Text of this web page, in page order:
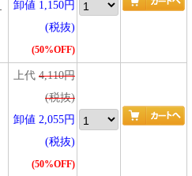
卸値 1,150円
(税抜)
(50%OFF)
上代 4,110円
(税抜)
卸値 2,055円
(税抜)
(50%OFF)